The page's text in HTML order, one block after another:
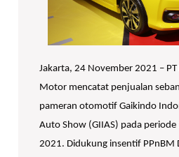
Jakarta, 24 November 2021 –
Motor mencatat penjualan
pameran otomotif Gaikindo
Auto Show (GIIAS) pada
2021. Didukung insentif PPnBM